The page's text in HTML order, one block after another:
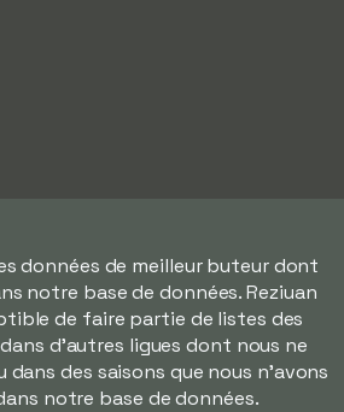
données de meilleur buteur dont
notre base de données. Reziuan
de faire partie de listes des
d'autres ligues dont nous ne
dans des saisons que nous n'avons
notre base de données.